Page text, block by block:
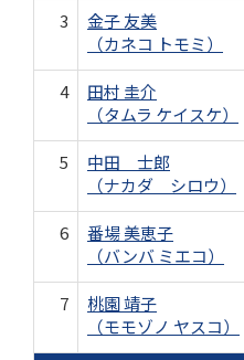
3
金子 友美
（カネコ トモミ）
4
田村 圭介
（タムラ ケイスケ）
5
中田 士郎
（ナカダ シロウ）
6
番場 美恵子
（バンバ ミエコ）
7
桃園 靖子
（モモゾノ ヤスコ）